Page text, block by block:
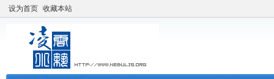
设为首页 收藏本站